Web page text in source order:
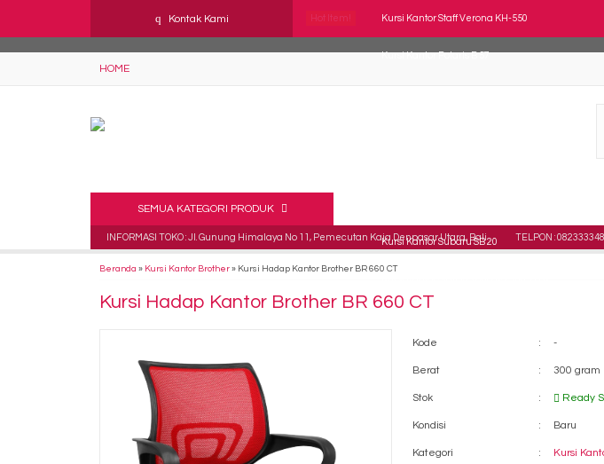
q Kontak Kami Hot Item! Kursi Kantor Staff Verona KH-550
Kursi Kantor Polaris B 57
Kursi Kantor Subaru SB 20
HOME
SEMUA KATEGORI PRODUK
INFORMASI TOKO : Jl. Gunung Himalaya No 11, Pemecutan Kaja Denpasar Utara, Bali . TELPON :
Beranda » Kursi Kantor Brother » Kursi Hadap Kantor Brother BR 660 CT
Kursi Hadap Kantor Brother BR 660 CT
Kode : -
Berat : 300 gram
Stok : Ready
Kondisi : Baru
Kategori : Kursi